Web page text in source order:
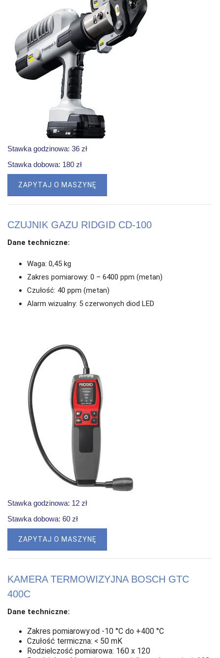
Stawka godzinowa: 36 zł
Stawka dobowa: 180 zł
ZAPYTAJ O MASZYNĘ
CZUJNIK GAZU RIDGID CD-100
Dane techniczne:
Waga: 0,45 kg
Zakres pomiarowy: 0 – 6400 ppm (metan)
Czułość: 40 ppm (metan)
Alarm wizualny: 5 czerwonych diod LED
Stawka godzinowa: 12 zł
Stawka dobowa: 60 zł
ZAPYTAJ O MASZYNĘ
KAMERA TERMOWIZYJNA BOSCH GTC
400C
Dane techniczne:
Zakres pomiarowy:od -10 °C do +400 °C
Czułość termiczna: < 50 mK
Rodzielczość pomiarowa: 160 x 120